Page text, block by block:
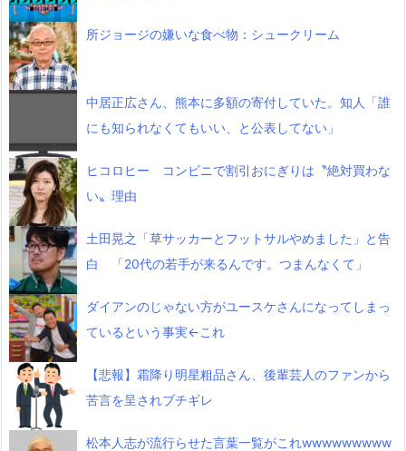
所ジョージの嫌いな食べ物：シュークリーム
中居正広さん、熊本に多額の寄付していた。知人「誰
にも知られなくてもいい、と公表してない」
ヒコロヒー コンビニで割引おにぎりは〝絶対買わな
い〟理由
土田晃之「草サッカーとフットサルやめました」と告
白 「20代の若手が来るんです。つまんなくて」
ダイアンのじゃない方がユースケさんになってしまっ
ているという事実←これ
【悲報】霜降り明星粗品さん、後輩芸人のファンから
苦言を呈されブチギレ
松本人志が流行らせた言葉一覧がこれwwwwwwwww